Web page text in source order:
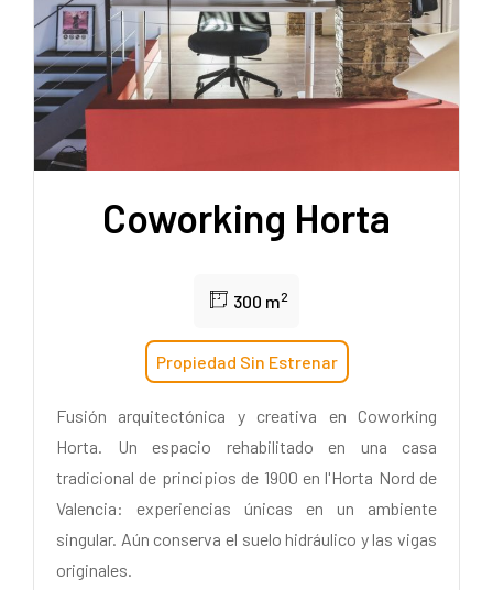
Coworking Horta
300 m2
Propiedad Sin Estrenar
Fusión arquitectónica y creativa en Coworking
Horta. Un espacio rehabilitado en una casa
tradicional de principios de 1900 en l'Horta Nord de
Valencia: experiencias únicas en un ambiente
singular. Aún conserva el suelo hidráulico y las vigas
originales.